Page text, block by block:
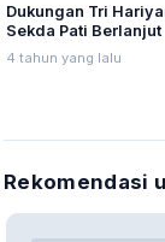
Dukungan Tri
Sekda Pati Berlanjut
4 tahun yang lalu
Rekomendasi